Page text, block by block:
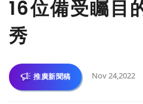
16位備受矚目
秀
推廣新聞稿 Nov 24,2022